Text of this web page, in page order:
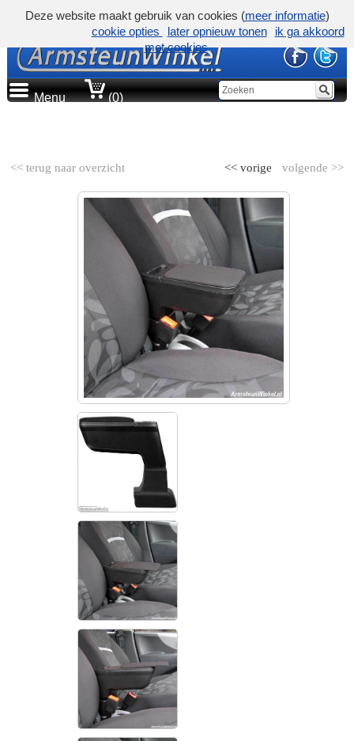
Menu (0)
<< terug naar overzicht volgende >>
<< vorige
Deze website maakt gebruik van cookies (meer informatie)
cookie opties
later opnieuw tonen
ik ga akkoord
met cookies